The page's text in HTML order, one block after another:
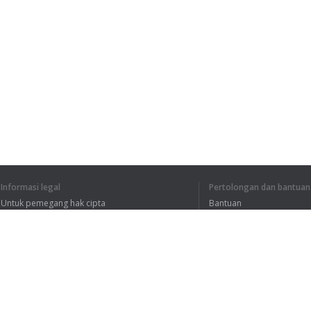
Informasi legal
Untuk pemegang hak cipta
Pertolongan dan bantuan
Bantuan